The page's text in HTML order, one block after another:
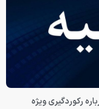
رکوردگیری ویژه